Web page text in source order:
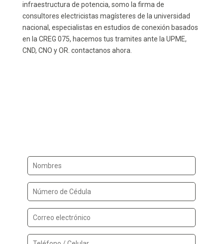
infraestructura de potencia, somo la firma de
consultores electricistas magísteres de la universidad
nacional, especialistas en estudios de conexión basados
en la CREG 075, hacemos tus tramites ante la UPME,
CND, CNO y OR. contactanos ahora.